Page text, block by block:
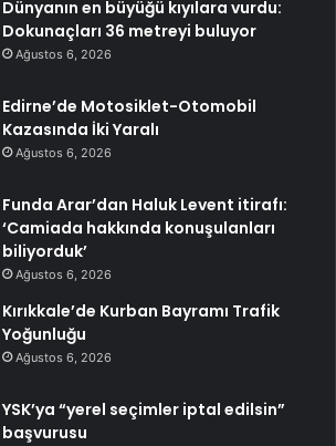
Dünyanın en büyüğü kıyılara vurdu:
Dokunaçları 36 metreyi buluyor
Ağustos 6, 2026
Edirne’de Motosiklet-Otomobil
Kazasında İki Yaralı
Ağustos 6, 2026
Funda Arar’dan Haluk Levent itirafı:
‘Camiada hakkında konuşulanları
biliyorduk’
Ağustos 6, 2026
Kırıkkale’de Kurban Bayramı Trafik
Yoğunluğu
Ağustos 6, 2026
YSK’ya “yerel seçimler iptal edilsin”
başvurusu